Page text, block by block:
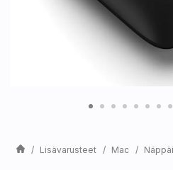
Lisävarusteet Mac